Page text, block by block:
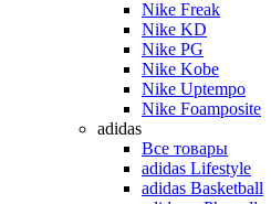
Nike Freak
Nike KD
Nike PG
Nike Kobe
Nike Uptempo
Nike Foamposite
adidas
Все товары
adidas Lifestyle
adidas Basketball